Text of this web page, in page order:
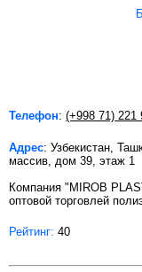
Телефон: (+998 71) 221
Адрес: Узбекистан,
массив, дом 39, этаж 1
Компания "MIROB
оптовой торговлей
Рейтинг: 40